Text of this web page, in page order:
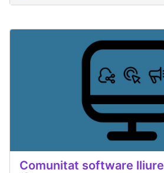
Comunitat software lliure